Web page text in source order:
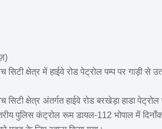
सिटी क्षेत्र में हाईवे रोड पेट्रोल पम्प पर गाड़ी
सिटी क्षेत्र अंतर्गत हाईवे रोड बरखेड़ा हाडा
पुलिस कंट्रोल रूम डायल-112 भोपाल में